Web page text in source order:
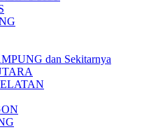
dan Sekitarnya